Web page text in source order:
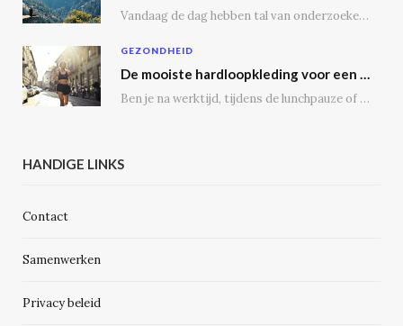
Vandaag de dag hebben tal van onderzoeken aangetoond dat vakantie vieren op een camping tal…
GEZONDHEID
De mooiste hardloopkleding voor een gezonde geest en voor de echte outdoor hardloper
Ben je na werktijd, tijdens de lunchpauze of in het weekend regelmatig op de weg,…
HANDIGE LINKS
Contact
Samenwerken
Privacy beleid